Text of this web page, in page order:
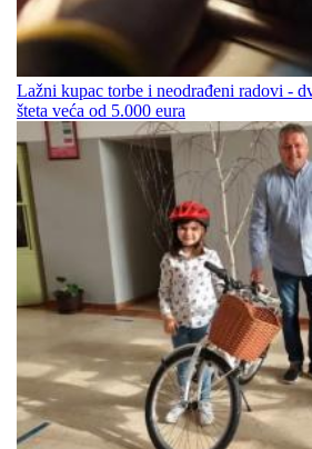
Lažni kupac torbe i neodrađeni radovi -
šteta veća od 5.000 eura